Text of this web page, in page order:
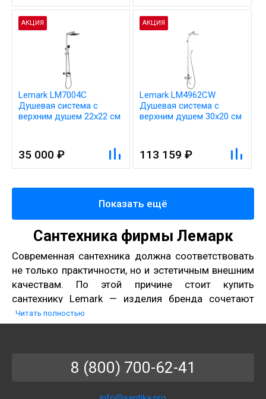
АКЦИЯ
Lemark LM7004C
Душевая система с
верхним душем 22х22 см
регулируемая высота
1,1~1,7м, латунь/хром
35 000 ₽
АКЦИЯ
Lemark LM4962CW
Душевая система с
верхним душем 30х20 см
латунь/хром/белый
113 159 ₽
Показать ещё
Сантехника фирмы Лемарк
Современная сантехника должна соответствовать
не только практичности, но и эстетичным внешним
качествам. По этой причине стоит купить
сантехнику Lemark — изделия бренда сочетают
удобство эксплуатации с изящным дизайном.
Каталог Лемарк предоставляет покупателям
Читать полностью
8 (800) 700-62-41